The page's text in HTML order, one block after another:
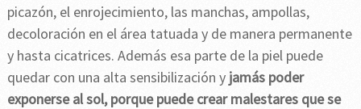
picazón, el enrojecimiento, las manchas, ampollas,
decoloración en el área tatuada y de manera permanente
y hasta cicatrices. Además esa parte de la piel puede
quedar con una alta sensibilización yjamás poder
exponerse al sol, porque puede crear malestares que se